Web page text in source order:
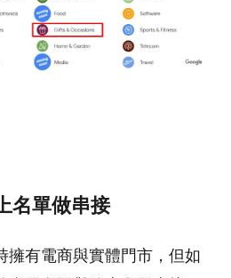
名單做串接
擁有電商與實體門市，但如